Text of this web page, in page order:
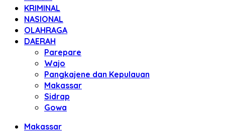
KRIMINAL
NASIONAL
OLAHRAGA
DAERAH
Parepare
Wajo
Pangkajene dan Kepulauan
Makassar
Sidrap
Gowa
Makassar